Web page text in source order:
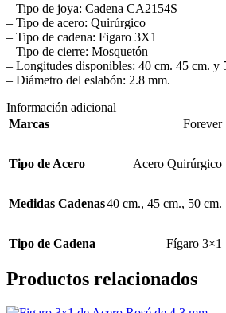
– Tipo de joya: Cadena CA2154S
– Tipo de acero: Quirúrgico
– Tipo de cadena: Figaro 3X1
– Tipo de cierre: Mosquetón
– Longitudes disponibles: 40 cm. 45 cm. y
– Diámetro del eslabón: 2.8 mm.
Información adicional
Marcas
Forever
Tipo de Acero Acero Quirúrgico
Medidas Cadenas40 cm., 45 cm., 50 cm.
Tipo de Cadena Fígaro 3×1
Productos relacionados